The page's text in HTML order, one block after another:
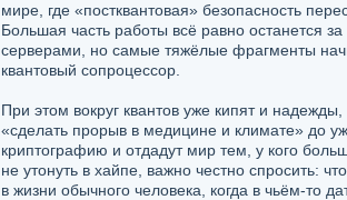
мире, где «постквантовая» безопасность
Большая часть работы всё равно останется
серверами, но самые тяжёлые фрагменты
квантовый сопроцессор.
При этом вокруг квантов уже кипят и
«сделать прорыв в медицине и климате» до
криптографию и отдадут мир тем, у кого
не утонуть в хайпе, важно честно спросить:
в жизни обычного человека, когда в чьём‑то